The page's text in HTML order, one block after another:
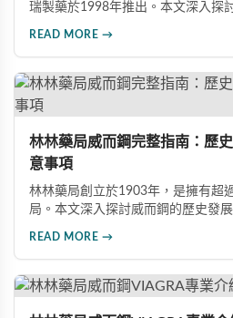
瑞製藥於1998年推出。本文深入探
READ MORE →
林林藥局威而鋼完整指南：歷
意事項
林林藥局創立於1903年，是擁有超
局。本文深入探討威而鋼的歷史發
READ MORE →